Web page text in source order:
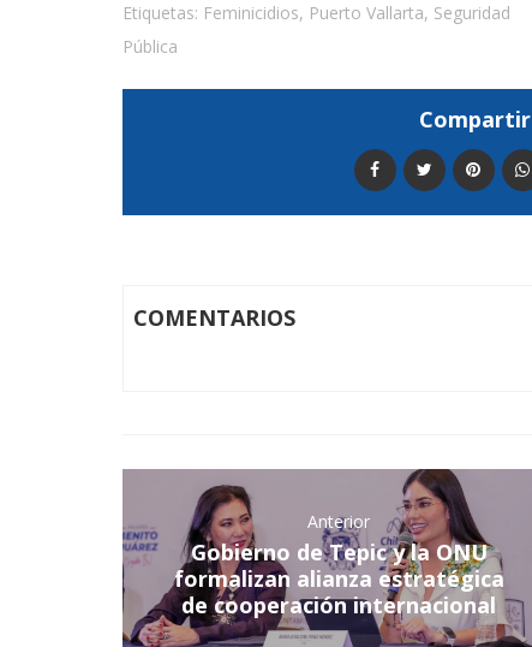
Etiquetas: Feminicidios, Puerto Vallarta, Seguridad
Pública
COMENTARIOS
Anterior
Gobierno de Tepic y la ONU
formalizan alianza estratégica
de cooperación internacional